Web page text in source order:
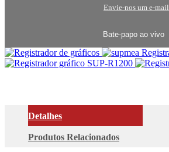
Envie-nos um e-mail
Bate-papo ao vivo
Detalhes
Produtos Relacionados